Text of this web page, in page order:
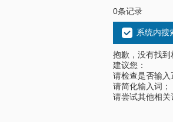
0条记录
系统内搜
抱歉，没有找到
建议您：
请检查是否输入
请简化输入词；
请尝试其他相